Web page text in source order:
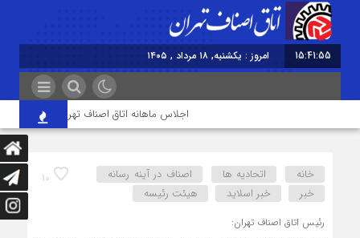
15:41:56 امروز : یکشنبه, ۱۸ مرداد , ۱۴۰۵
اجلاس ماهانه اتاق اصناف تهران برگزار شد
10 خانه اتحادیه ها
اصناف در آینه رسانه
خبر
خبر اسلايد هیئت رئیسه
رئیس اتاق اصناف تهران: